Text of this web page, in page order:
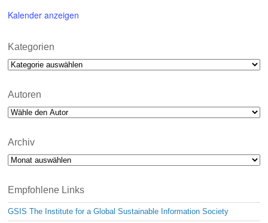
Kalender anzeigen
Kategorien
Kategorien
Autoren
Archiv
Archiv
Empfohlene Links
GSIS The Institute for a Global Sustainable Information Society